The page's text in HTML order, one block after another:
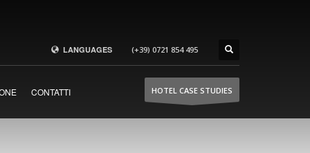
hoteldoors.ae
(+39) 0721 854 495
LANGUAGES
CONTATTI HOTEL CASE STUDIES